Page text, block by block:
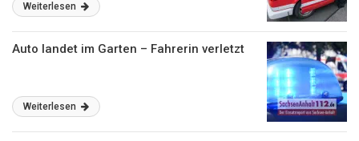
Weiterlesen
Auto landet im Garten – Fahrerin verletzt
Weiterlesen